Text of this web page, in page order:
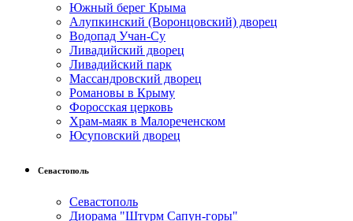
Южный берег Крыма
Алупкинский (Воронцовский) дворец
Водопад Учан-Су
Ливадийский дворец
Ливадийский парк
Массандровский дворец
Романовы в Крыму
Форосская церковь
Храм-маяк в Малореченском
Юсуповский дворец
Севастополь
Севастополь
Диорама "Штурм Сапун-горы"